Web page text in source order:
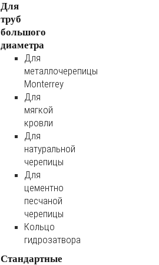
Для
труб
большого
диаметра
Для
металлочерепицы
Monterrey
Для
мягкой
кровли
Для
натуральной
черепицы
Для
цементно
песчаной
черепицы
Кольцо
гидрозатвора
Стандартные